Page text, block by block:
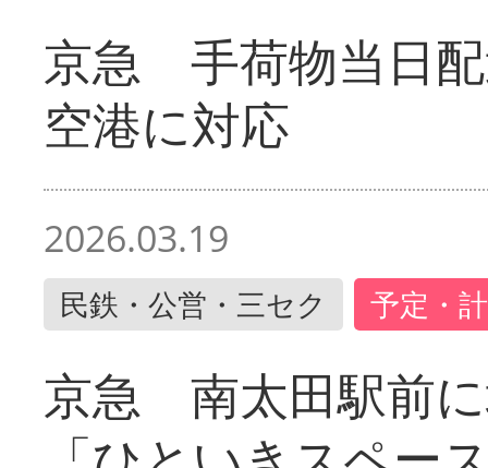
京急 手荷物当日
空港に対応
2026.03.19
民鉄・公営・三セク 予定・
京急 南太田駅前